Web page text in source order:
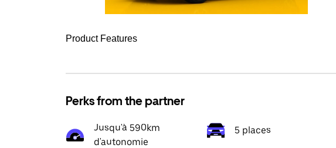
Product Features
Perks from the partner
Jusqu'à 590km
d'autonomie
5 places